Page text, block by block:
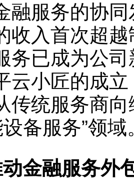
融服务的协
收入首次超
务已成为公
云小匠的成
传统服务商
备服务”领域
金融服务外